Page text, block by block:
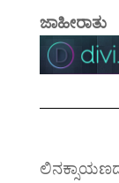
ಹೋಗಬಹುದು.
raw-
ಅಪ್ಲಿಕೇಷನ್…
ಜಾಹೀರಾತು